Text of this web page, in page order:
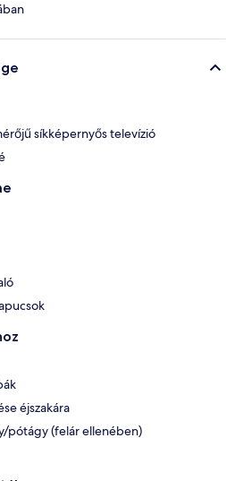
síkképernyős televízió
éjszakára
pótágy (felár ellenében)